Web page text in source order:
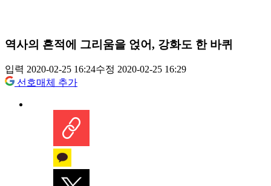
역사의 흔적에 그리움을 얹어, 강화도 한 바퀴
입력 2020-02-25 16:24수정 2020-02-25 16:29
선호매체 추가